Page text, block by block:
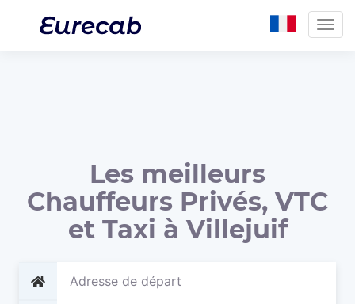
Les meilleurs
Chauffeurs Privés, VTC
et Taxi à Villejuif